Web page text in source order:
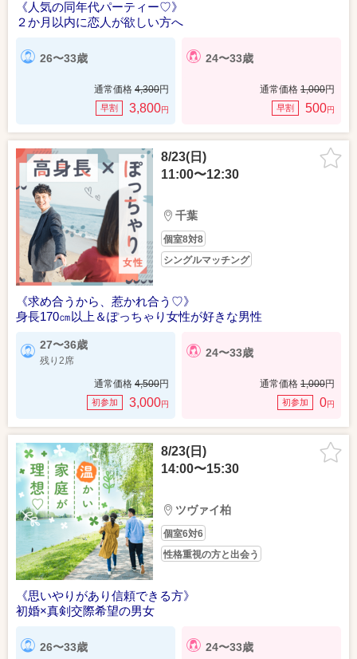
《人気の同年代パーティー♡》
２か月以内に恋人が欲しい方へ
26〜33歳
通常価格 4,300円
早割 3,800円
24〜33歳
通常価格 1,000円
早割 500円
8/23(日)
11:00〜12:30
千葉
個室8対8
シングルマッチング
《求め合うから、惹かれ合う♡》
身長170㎝以上＆ぽっちゃり女性が好きな男性
27〜36歳
残り2席
通常価格 4,500円
初参加 3,000円
24〜33歳
通常価格 1,000円
初参加 0円
8/23(日)
14:00〜15:30
ツヴァイ柏
個室6対6
性格重視の方と出会う
《思いやりがあり信頼できる方》
初婚×真剣交際希望の男女
26〜33歳 24〜33歳